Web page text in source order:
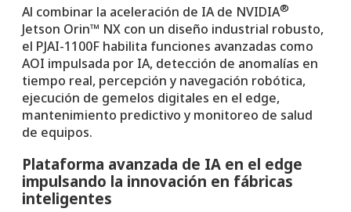
Al combinar la aceleración de IA de NVIDIA®
Jetson Orin™ NX con un diseño industrial robusto,
el PJAI-1100F habilita funciones avanzadas como
AOI impulsada por IA, detección de anomalías en
tiempo real, percepción y navegación robótica,
ejecución de gemelos digitales en el edge,
mantenimiento predictivo y monitoreo de salud
de equipos.
Plataforma avanzada de IA en el edge
impulsando la innovación en fábricas
inteligentes